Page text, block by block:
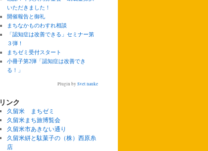
いただきました！
開催報告と御礼
まちなかものわすれ相談
「認知症は改善できる」セミナー第
３弾！
まちゼミ受付スタート
小冊子第2弾「認知症は改善でき
る！」
Plugin by Svet nauke
リンク
久留米 まちゼミ
久留米まち旅博覧会
久留米市あきない通り
久留米絣と駄菓子の（株）西原糸
店